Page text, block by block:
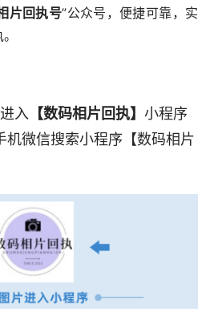
片回执号”公众号，便捷可靠，实
入 【数码相片回执】 小程序
机微信搜索小程序【数码相片